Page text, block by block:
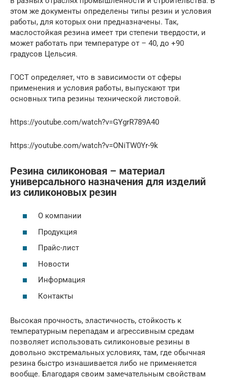
этом же документы определены типы резин и условия
работы, для которых они предназначены. Так,
маслостойкая резина имеет три степени твердости, и
может работать при температуре от – 40, до +90
градусов Цельсия.
ГОСТ определяет, что в зависимости от сферы
применения и условия работы, выпускают три
основных типа резины технической листовой.
https://youtube.com/watch?v=GYgrR789A40
https://youtube.com/watch?v=ONiTW0Yr-9k
Резина силиконовая – материал
универсального назначения для изделий
из силиконовых резин
О компании
Продукция
Прайс-лист
Новости
Информация
Контакты
Высокая прочность, эластичность, стойкость к
температурным перепадам и агрессивным средам
позволяет использовать силиконовые резины в
довольно экстремальных условиях, там, где обычная
резина быстро изнашивается либо не применяется
вообще. Благодаря своим замечательным свойствам